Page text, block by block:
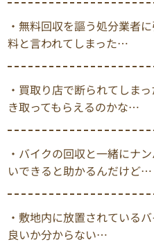
・無料回収を謳う処分業者
料と言われてしまった…
・買取り店で断られてしま
き取ってもらえるのかな…
・バイクの回収と一緒にナ
いできると助かるんだけど…
・敷地内に放置されている
良いか分からない…